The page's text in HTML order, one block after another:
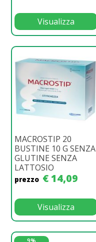
Visualizza
MACROSTIP 20
BUSTINE 10 G SENZA
GLUTINE SENZA
LATTOSIO
prezzo € 14,09
Visualizza